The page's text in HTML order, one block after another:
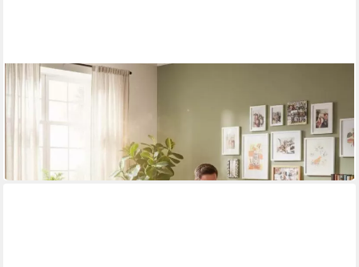
BENE LIVING
Esszimmer-Set Massivholztisch Avola oval, 4er Set
Diningsessel San Carlo dunkelgrau
849,00 €
in 8-10 Werktagen bei dir